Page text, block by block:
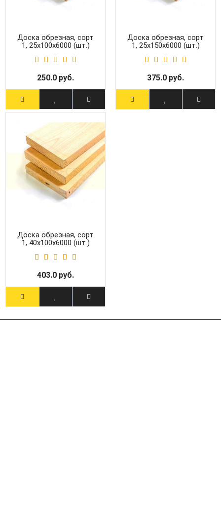
Доска обрезная, сорт
1, 25x100x6000 (шт.)
250.0 руб.
Доска обрезная, сорт
1, 25x150x6000 (шт.)
375.0 руб.
Доска обрезная, сорт
1, 40x100x6000 (шт.)
403.0 руб.